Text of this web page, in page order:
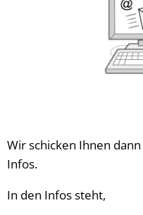
Wir schicken Ihnen dann
Infos.
In den Infos steht,